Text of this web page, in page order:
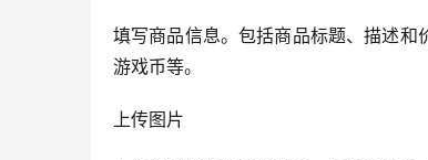
填写商品信息。包括商品标题、描述和
游戏币等。
上传图片